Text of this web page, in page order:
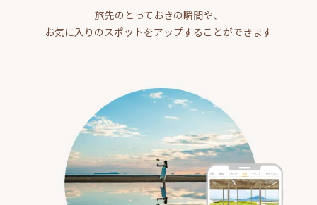
旅先のとっておきの瞬間や、
お気に入りのスポットをアップすることができます